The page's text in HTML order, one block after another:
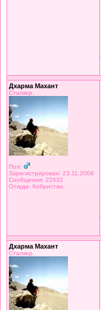
Дхарма Махант
Сталкер.
Пол:
Зарегистрирован: 23.11.2006
Сообщения: 22632
Откуда: Кобристан.
Дхарма Махант
Сталкер.